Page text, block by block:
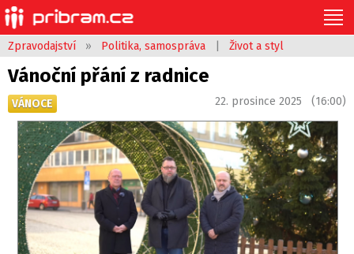
Zpravodajství » Politika, samospráva Život a styl
Vánoční přání z radnice
VÁNOCE 22. prosince 2025 (16:00)